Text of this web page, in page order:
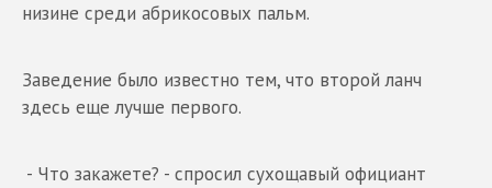
низине среди абрикосовых пальм.
Заведение было известно тем, что второй ланч
здесь еще лучше первого.
- Что закажете? - спросил сухощавый официант